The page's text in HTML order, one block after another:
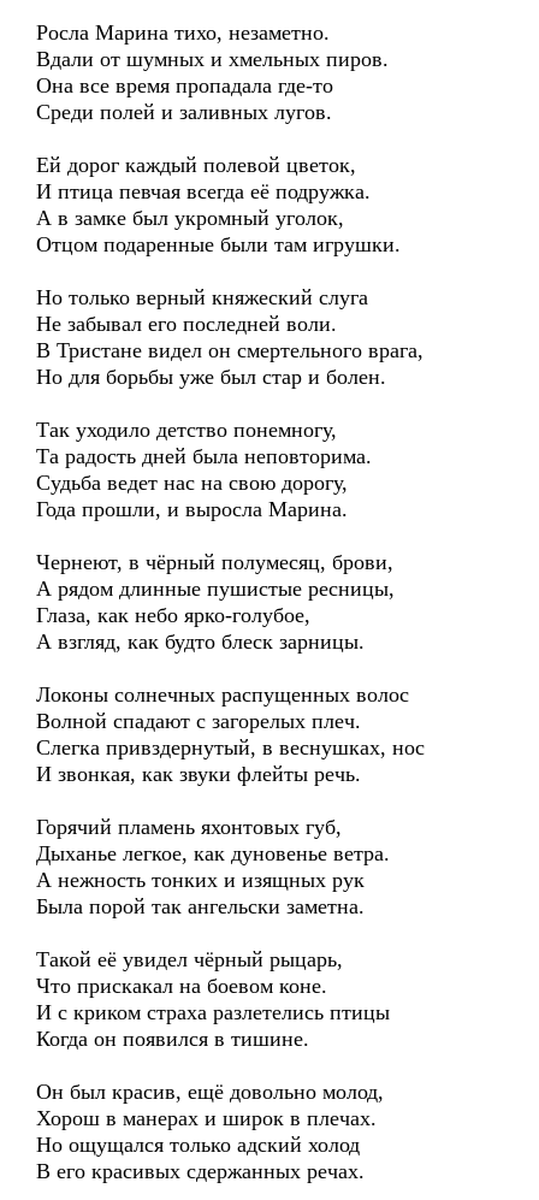
Росла Марина тихо, незаметно.
Вдали от шумных и хмельных пиров.
Она все время пропадала где-то
Среди полей и заливных лугов.
Ей дорог каждый полевой цветок,
И птица певчая всегда её подружка.
А в замке был укромный уголок,
Отцом подаренные были там игрушки.
Но только верный княжеский слуга
Не забывал его последней воли.
В Тристане видел он смертельного врага,
Но для борьбы уже был стар и болен.
Так уходило детство понемногу,
Та радость дней была неповторима.
Судьба ведет нас на свою дорогу,
Года прошли, и выросла Марина.
Чернеют, в чёрный полумесяц, брови,
А рядом длинные пушистые ресницы,
Глаза, как небо ярко-голубое,
А взгляд, как будто блеск зарницы.
Локоны солнечных распущенных волос
Волной спадают с загорелых плеч.
Слегка привздернутый, в веснушках, нос
И звонкая, как звуки флейты речь.
Горячий пламень яхонтовых губ,
Дыханье легкое, как дуновенье ветра.
А нежность тонких и изящных рук
Была порой так ангельски заметна.
Такой её увидел чёрный рыцарь,
Что прискакал на боевом коне.
И с криком страха разлетелись птицы
Когда он появился в тишине.
Он был красив, ещё довольно молод,
Хорош в манерах и широк в плечах.
Но ощущался только адский холод
В его красивых сдержанных речах.